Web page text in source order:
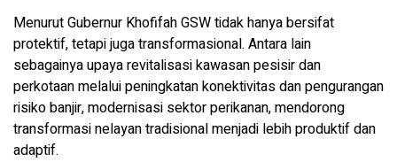
Menurut Gubernur Khofifah GSW tidak hanya bersifat
protektif, tetapi juga transformasional. Antara lain
sebagainya upaya revitalisasi kawasan pesisir dan
perkotaan melalui peningkatan konektivitas dan pengurangan
risiko banjir, modernisasi sektor perikanan, mendorong
transformasi nelayan tradisional menjadi lebih produktif dan
adaptif.